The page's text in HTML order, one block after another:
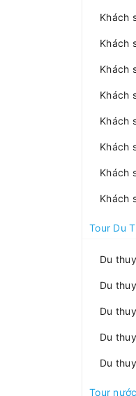
Khách
Khách
Khách
Khách
Khách
Khách
Khách
Khách
Tour Du
Du
Du
Du
Du
Du
Tour